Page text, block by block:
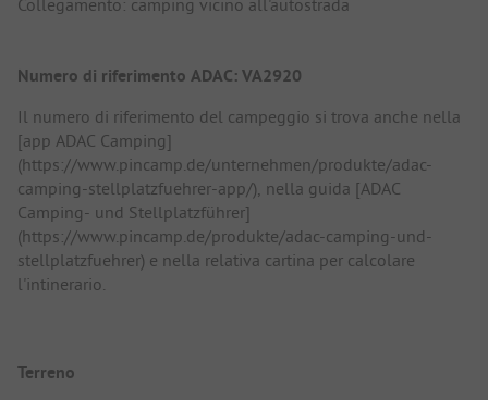
Numero di riferimento ADAC: VA2920
Il numero di riferimento del campeggio si trova anche nella
[app ADAC Camping]
(https://www.pincamp.de/unternehmen/produkte/adac-
camping-stellplatzfuehrer-app/), nella guida [ADAC
Camping- und Stellplatzführer]
(https://www.pincamp.de/produkte/adac-camping-und-
stellplatzfuehrer) e nella relativa cartina per calcolare
l'intinerario.
Terreno